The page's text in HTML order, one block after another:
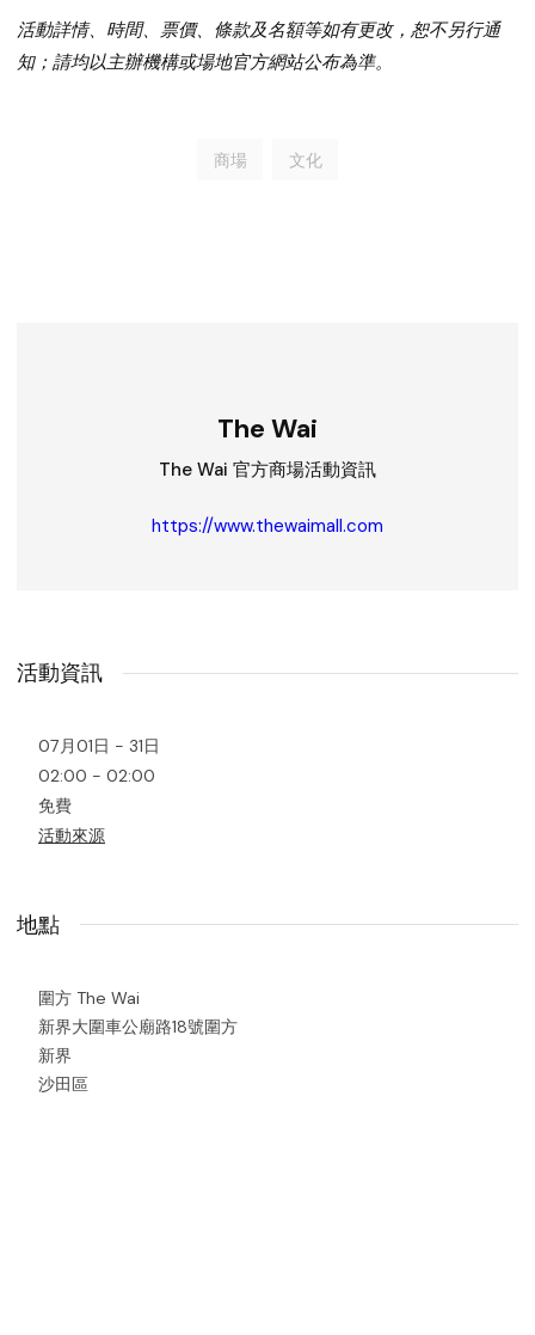
活動詳情、時間、票價、條款及名額等如有更改，恕不另行通
知；請均以主辦機構或場地官方網站公布為準。
商場 文化
The Wai
The Wai 官方商場活動資訊
https://www.thewaimall.com
活動資訊
07月01日 - 31日
02:00 - 02:00
免費
活動來源
地點
圍方 The Wai
新界大圍車公廟路18號圍方
新界
沙田區